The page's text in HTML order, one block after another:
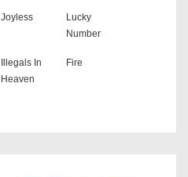
Joyless
Lucky
Number
Illegals In
Heaven
Fire